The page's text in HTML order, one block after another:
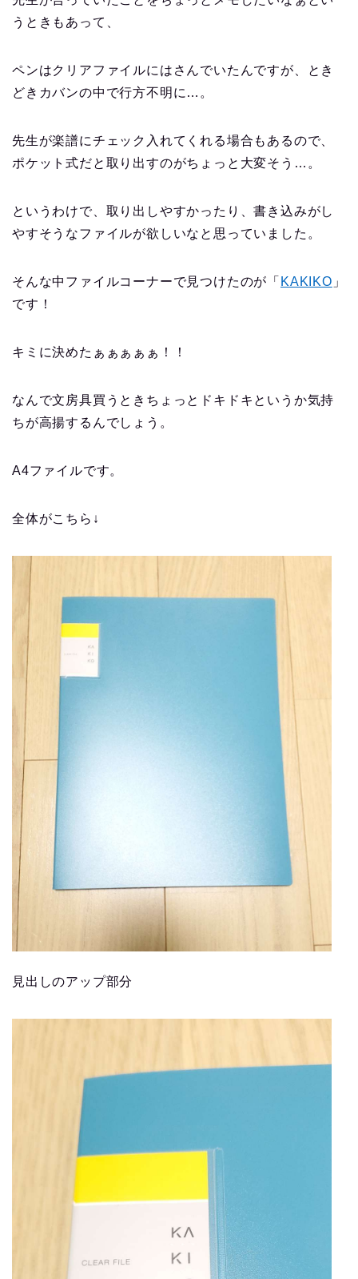
うときもあって、
ペンはクリアファイルにはさんでいたんですが、とき
どきカバンの中で行方不明に…。
先生が楽譜にチェック入れてくれる場合もあるので、
ポケット式だと取り出すのがちょっと大変そう…。
というわけで、取り出しやすかったり、書き込みがし
やすそうなファイルが欲しいなと思っていました。
そんな中ファイルコーナーで見つけたのが「 KAKIKO 」
です！
キミに決めたぁぁぁぁぁ！！
なんで文房具買うときちょっとドキドキというか気持
ちが高揚するんでしょう。
A4ファイルです。
全体がこちら↓
見出しのアップ部分